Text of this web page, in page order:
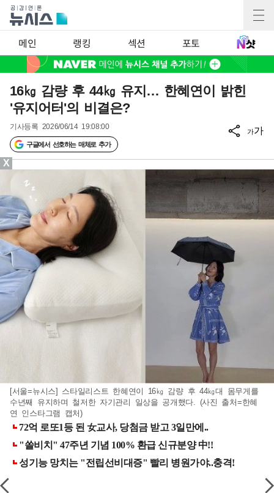
메인 랭킹 섹션 포토
16㎏ 감량 후 44㎏ 유지… 한혜연이 밝힌
'유지어터'의 비결은?
기사등록 2026/06/14 19:08:00
구글에서 선호하는 매체로 추가
가가
[서울=뉴시스] 스타일리스트 한혜연이 16㎏ 감량 후 44㎏대 몸무게를
수년째 유지하며 철저한 자기관리 일상을 공개했다. (사진 출처=한혜
연 인스타그램 캡처)
X